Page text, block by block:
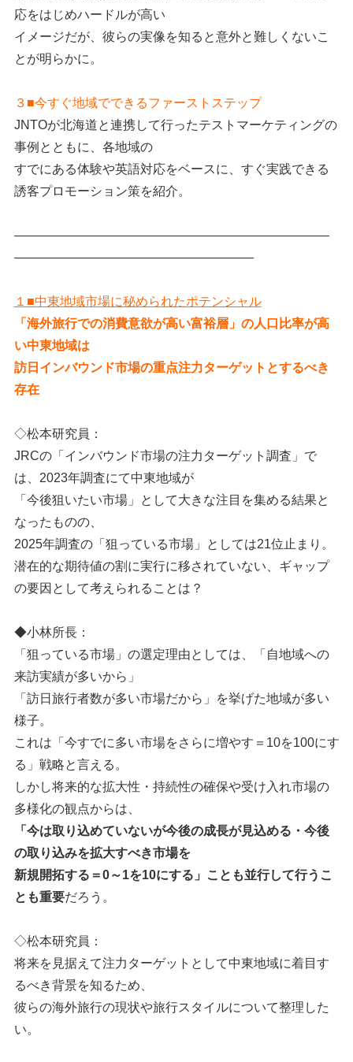
応をはじめハードルが高い
イメージだが、彼らの実像を知ると意外と難しくないこ
とが明らかに。
３■今すぐ地域でできるファーストステップ
JNTOが北海道と連携して行ったテストマーケティングの
事例とともに、各地域の
すでにある体験や英語対応をベースに、すぐ実践できる
誘客プロモーション策を紹介。
―――――――――――――――――――――――――
―――――――――――――――――――
１■中東地域市場に秘められたポテンシャル
「海外旅行での消費意欲が高い富裕層」の人口比率が高
い中東地域は
訪日インバウンド市場の重点注力ターゲットとするべき
存在
◇松本研究員：
JRCの「インバウンド市場の注力ターゲット調査」で
は、2023年調査にて中東地域が
「今後狙いたい市場」として大きな注目を集める結果と
なったものの、
2025年調査の「狙っている市場」としては21位止まり。
潜在的な期待値の割に実行に移されていない、ギャップ
の要因として考えられることは？
◆小林所長：
「狙っている市場」の選定理由としては、「自地域への
来訪実績が多いから」
「訪日旅行者数が多い市場だから」を挙げた地域が多い
様子。
これは「今すでに多い市場をさらに増やす＝10を100にす
る」戦略と言える。
しかし将来的な拡大性・持続性の確保や受け入れ市場の
多様化の観点からは、
「今は取り込めていないが今後の成長が見込める・今後
の取り込みを拡大すべき市場を
新規開拓する＝0～1を10にする」ことも並行して行うこ
とも重要だろう。
◇松本研究員：
将来を見据えて注力ターゲットとして中東地域に着目す
るべき背景を知るため、
彼らの海外旅行の現状や旅行スタイルについて整理した
い。